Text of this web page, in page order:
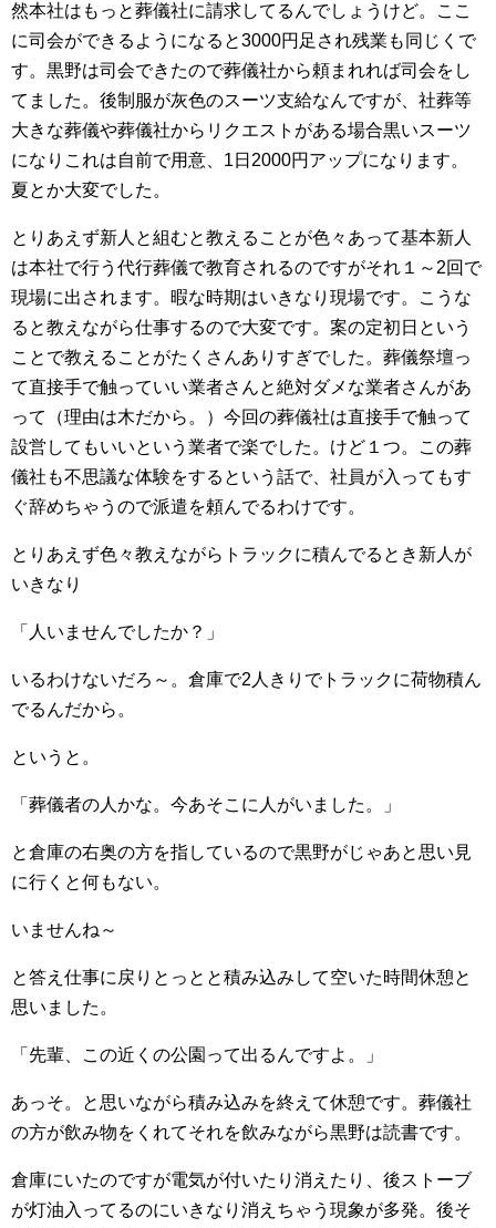
然本社はもっと葬儀社に請求してるんでしょうけど。ここ
に司会ができるようになると3000円足され残業も同じくで
す。黒野は司会できたので葬儀社から頼まれれば司会をし
てました。後制服が灰色のスーツ支給なんですが、社葬等
大きな葬儀や葬儀社からリクエストがある場合黒いスーツ
になりこれは自前で用意、1日2000円アップになります。
夏とか大変でした。
とりあえず新人と組むと教えることが色々あって基本新人
は本社で行う代行葬儀で教育されるのですがそれ１～2回で
現場に出されます。暇な時期はいきなり現場です。こうな
ると教えながら仕事するので大変です。案の定初日という
ことで教えることがたくさんありすぎでした。葬儀祭壇っ
て直接手で触っていい業者さんと絶対ダメな業者さんがあ
って（理由は木だから。）今回の葬儀社は直接手で触って
設営してもいいという業者で楽でした。けど１つ。この葬
儀社も不思議な体験をするという話で、社員が入ってもす
ぐ辞めちゃうので派遣を頼んでるわけです。
とりあえず色々教えながらトラックに積んでるとき新人が
いきなり
「人いませんでしたか？」
いるわけないだろ～。倉庫で2人きりでトラックに荷物積ん
でるんだから。
というと。
「葬儀者の人かな。今あそこに人がいました。」
と倉庫の右奥の方を指しているので黒野がじゃあと思い見
に行くと何もない。
いませんね～
と答え仕事に戻りとっとと積み込みして空いた時間休憩と
思いました。
「先輩、この近くの公園って出るんですよ。」
あっそ。と思いながら積み込みを終えて休憩です。葬儀社
の方が飲み物をくれてそれを飲みながら黒野は読書です。
倉庫にいたのですが電気が付いたり消えたり、後ストーブ
が灯油入ってるのにいきなり消えちゃう現象が多発。後そ